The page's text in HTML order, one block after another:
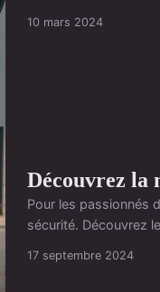
10 mars 2024
Découvrez la
Pour les passionnés
sécurité. Découvrez
17 septembre 2024